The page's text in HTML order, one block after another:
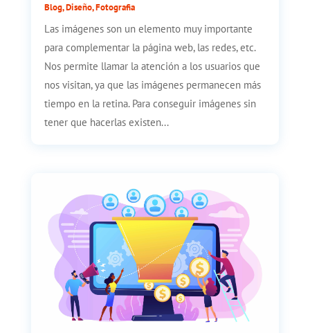
Blog,Diseño,Fotografia
Las imágenes son un elemento muy importante
para complementar la página web, las redes, etc.
Nos permite llamar la atención a los usuarios que
nos visitan, ya que las imágenes permanecen más
tiempo en la retina. Para conseguir imágenes sin
tener que hacerlas existen...